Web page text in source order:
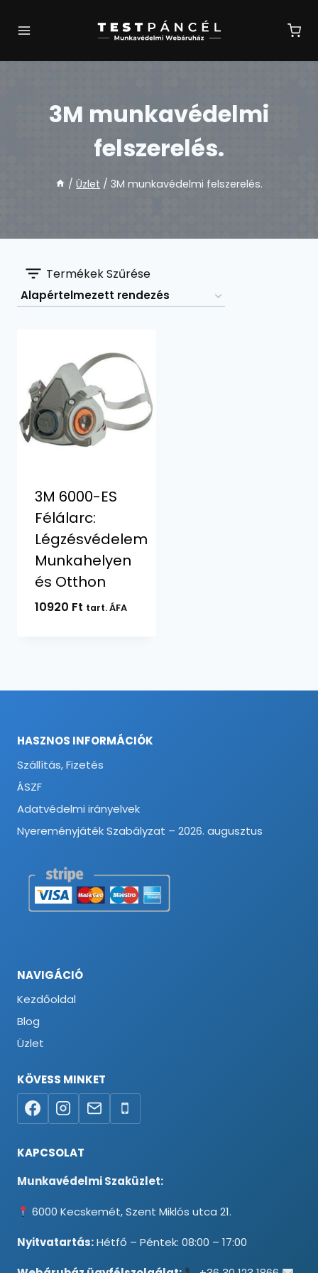
3M munkavédelmi
felszerelés.
/ Üzlet / 3M munkavédelmi felszerelés.
Termékek Szűrése
3M 6000-ES
Félálarc:
Légzésvédelem
Munkahelyen
és Otthon
10920 Ft tart. ÁFA
HASZNOS INFORMÁCIÓK
Szállítás, Fizetés
ÁSZF
Adatvédelmi irányelvek
Nyereményjáték Szabályzat – 2026. augusztus
NAVIGÁCIÓ
Kezdőoldal
Blog
Üzlet
KÖVESS MINKET
KAPCSOLAT
Munkavédelmi Szaküzlet:
6000 Kecskemét, Szent Miklós utca 21.
Nyitvatartás:Hétfő – Péntek: 08:00 – 17:00